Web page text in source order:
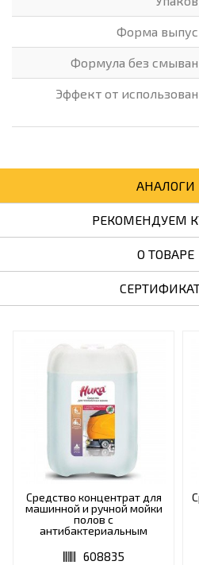
Форма
Формула без
Эффект от
АНАЛОГИ
РЕКОМЕНДУЕМ
О ТОВАРЕ
Средство концентрат для
машинной и ручной мойки
полов с
антибактериальным
608835